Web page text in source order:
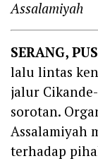
Assalamiyah
SERANG,
lalu lintas
jalur
sorotan.
Assalamiyah
terhadap